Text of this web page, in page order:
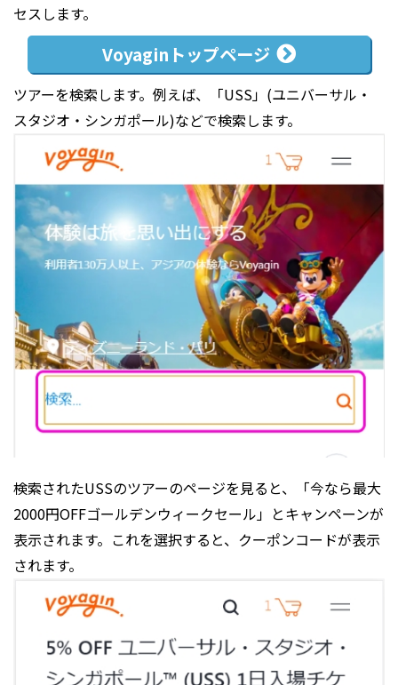
セスします。
Voyagin トップページ
ツアーを検索します。例えば、「USS」(ユニバーサル・
スタジオ・シンガポール)などで検索します。
検索されたUSSのツアーのページを見ると、「今なら最大
2000円OFFゴールデンウィークセール」とキャンペーンが
表示されます。これを選択すると、クーポンコードが表示
されます。